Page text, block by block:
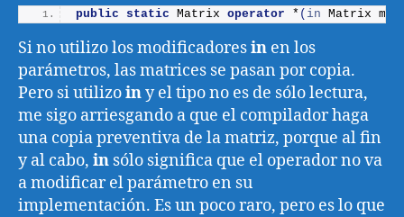
public static Matrix operator * ( in Matrix
Si no utilizo los modificadoresin en los
parámetros, las matrices se pasan por copia.
Pero si utilizoiny el tipo no es de sólo lectura,
me sigo arriesgando a que el compilador haga
una copia preventiva de la matriz, porque al fin
y al cabo, in sólo significa que el operador no va
a modificar el parámetro en su
implementación. Es un poco raro, pero es lo que